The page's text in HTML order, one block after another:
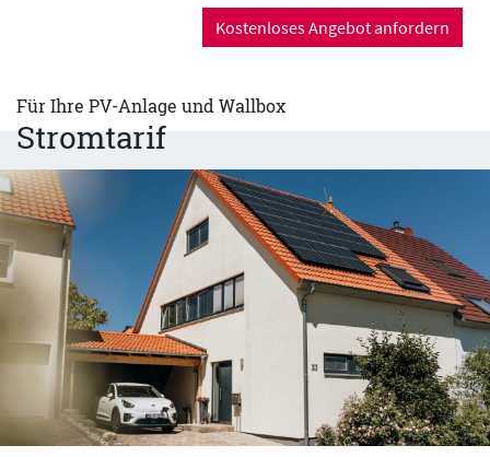
Kostenloses Angebot anfordern
Für Ihre PV-Anlage und Wallbox
Stromtarif